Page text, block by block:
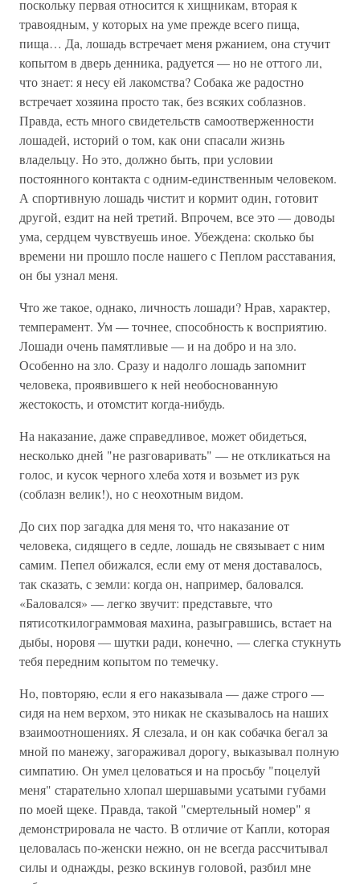
поскольку первая относится к хищникам, вторая к
травоядным, у которых на уме прежде всего пища,
пища… Да, лошадь встречает меня ржанием, она стучит
копытом в дверь денника, радуется — но не оттого ли,
что знает: я несу ей лакомства? Собака же радостно
встречает хозяина просто так, без всяких соблазнов.
Правда, есть много свидетельств самоотверженности
лошадей, историй о том, как они спасали жизнь
владельцу. Но это, должно быть, при условии
постоянного контакта с одним-единственным человеком.
А спортивную лошадь чистит и кормит один, готовит
другой, ездит на ней третий. Впрочем, все это — доводы
ума, сердцем чувствуешь иное. Убеждена: сколько бы
времени ни прошло после нашего с Пеплом расставания,
он бы узнал меня.
Что же такое, однако, личность лошади? Нрав, характер,
темперамент. Ум — точнее, способность к восприятию.
Лошади очень памятливые — и на добро и на зло.
Особенно на зло. Сразу и надолго лошадь запомнит
человека, проявившего к ней необоснованную
жестокость, и отомстит когда-нибудь.
На наказание, даже справедливое, может обидеться,
несколько дней "не разговаривать" — не откликаться на
голос, и кусок черного хлеба хотя и возьмет из рук
(соблазн велик!), но с неохотным видом.
До сих пор загадка для меня то, что наказание от
человека, сидящего в седле, лошадь не связывает с ним
самим. Пепел обижался, если ему от меня доставалось,
так сказать, с земли: когда он, например, баловался.
«Баловался» — легко звучит: представьте, что
пятисоткилограммовая махина, разыгравшись, встает на
дыбы, норовя — шутки ради, конечно, — слегка стукнуть
тебя передним копытом по темечку.
Но, повторяю, если я его наказывала — даже строго —
сидя на нем верхом, это никак не сказывалось на наших
взаимоотношениях. Я слезала, и он как собачка бегал за
мной по манежу, загораживал дорогу, выказывал полную
симпатию. Он умел целоваться и на просьбу "поцелуй
меня" старательно хлопал шершавыми усатыми губами
по моей щеке. Правда, такой "смертельный номер" я
демонстрировала не часто. В отличие от Капли, которая
целовалась по-женски нежно, он не всегда рассчитывал
силы и однажды, резко вскинув головой, разбил мне